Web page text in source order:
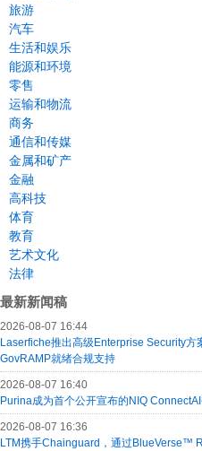
旅游
汽车
生活和娱乐
能源和环境
零售
运输和物流
商务
通信和传媒
金属和矿产
金融
高科技
体育
教育
艺术文化
法律
最新新闻稿
2026-08-07 16:44
Laserfiche推出高级Enterprise Security方
GovRAMP就绪合规支持
2026-08-07 16:40
Purina成为首个公开宣布的NIQ
2026-08-07 16:36
LTM携手Chainguard，通过BlueVerse™